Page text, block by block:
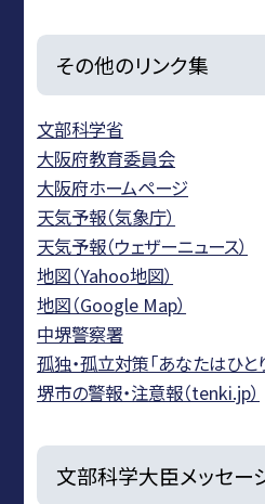
その他のリンク集
文部科学省
大阪府教育委員会
大阪府ホームページ
天気予報（気象庁）
天気予報（ウェザーニュース）
地図（Yahoo地図）
地図（Google Map）
中堺警察署
孤独・孤立対策「あなたはひと
堺市の警報・注意報（tenki.jp）
文部科学大臣メッセー